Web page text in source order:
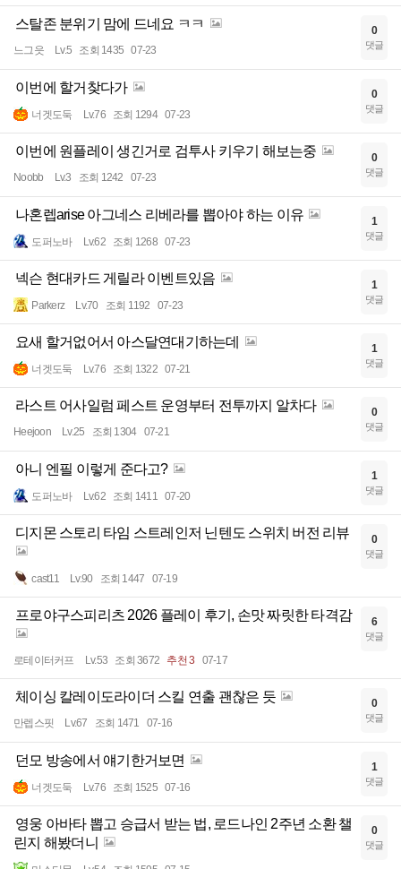
스탈존 분위기 맘에 드네요 ㅋㅋ
느그읏 Lv.5 조회 1435 07-23
0
댓글
이번에 할거찾다가
너겟도둑 Lv.76 조회 1294 07-23
0
댓글
이번에 원플레이 생긴거로 검투사 키우기 해보는중
Noobb Lv.3 조회 1242 07-23
0
댓글
나혼렙arise 아그네스 리베라를 뽑아야 하는 이유
도퍼노바 Lv.62 조회 1268 07-23
1
댓글
넥슨 현대카드 게릴라 이벤트있음
Parkerz Lv.70 조회 1192 07-23
1
댓글
요새 할거없어서 아스달연대기하는데
너겟도둑 Lv.76 조회 1322 07-21
1
댓글
라스트 어사일럼 페스트 운영부터 전투까지 알차다
Heejoon Lv.25 조회 1304 07-21
0
댓글
아니 엔필 이렇게 준다고?
도퍼노바 Lv.62 조회 1411 07-20
1
댓글
디지몬 스토리 타임 스트레인저 닌텐도 스위치 버전 리뷰
cast11 Lv.90 조회 1447 07-19
0
댓글
프로야구스피리츠 2026 플레이 후기, 손맛 짜릿한 타격감
로테이터커프 Lv.53 조회 3672 추천 3 07-17
6
댓글
체이싱 칼레이도라이더 스킬 연출 괜찮은 듯
만렙스핏 Lv.67 조회 1471 07-16
0
댓글
던모 방송에서 얘기한거보면
너겟도둑 Lv.76 조회 1525 07-16
1
댓글
영웅 아바타 뽑고 승급서 받는 법, 로드나인 2주년 소환 챌
린지 해봤더니
0
댓글